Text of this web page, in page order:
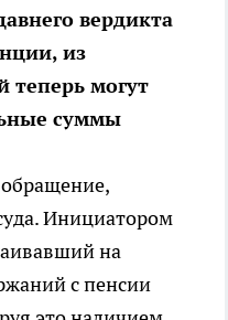
вердикта
из
теперь могут
суммы
Инициатором
на
с пенсии